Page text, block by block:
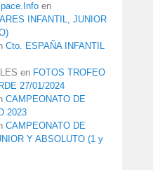
en
INFANTIL, JUNIOR
Cto. ESPAÑA INFANTIL
en FOTOS TROFEO
27/01/2024
CAMPEONATO DE
2023
CAMPEONATO DE
Y ABSOLUTO (1 y